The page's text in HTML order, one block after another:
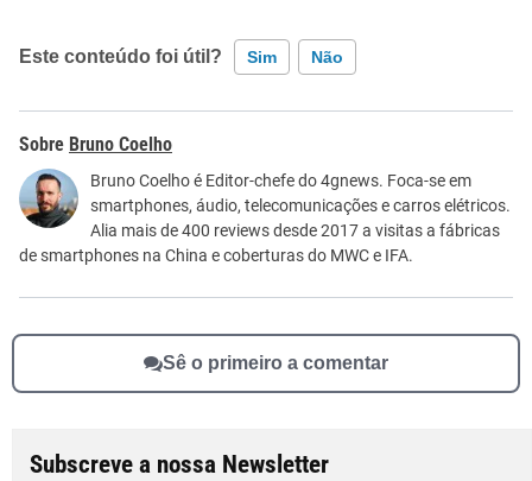
Este conteúdo foi útil? Sim Não
Este conteúdo não tem a informação que procuro
Outro
Bruno Coelho
Bruno Coelho é Editor-chefe do 4gnews. Foca-se em
smartphones, áudio, telecomunicações e carros elétricos.
Alia mais de 400 reviews desde 2017 a visitas a fábricas
de smartphones na China e coberturas do MWC e IFA.
Sê o primeiro a comentar
Subscreve a nossa Newsletter